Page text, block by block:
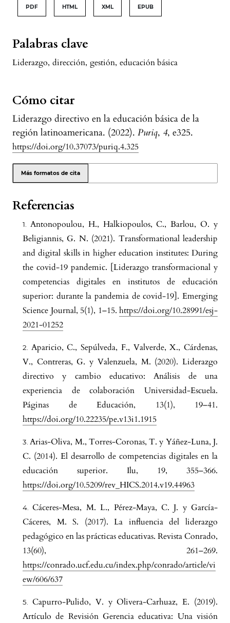
Palabras clave
Liderazgo, dirección, gestión, educación básica
Cómo citar
Liderazgo directivo en la educación básica de la
región latinoamericana. (2022). Puriq, 4, e325.
https://doi.org/10.37073/puriq.4.325
Más formatos de cita
Lizeth Isabel García, Dolores Vélez Jiménez
con la cultura organizacional en instituciones
de educación básica regular.
Digital del Doctorado en Educación de la
Johnny Meléndez Banquez (2026)
Liderazgo del directivo docente para la
de Gerencia, 31(114), e3111422.
10.52080/rvgluz.31.114.22
Amparo Ochoa Berbesí, Nubia Ochoa Berbesí
(2025)
EL LIDERAZGO TRANSFORMACIONAL EN
LA GESTIÓN EDUCATIVA DEL SIGLO XXI:
UNA HERRAMIENTA PARA LA
INNOVACIÓN Y LA MEJORA CONTINUA
EN LOS CENTROS EDUCATIVOS .
DIALÉCTICA, 2(26).
PDF HTML XML EPUB
Referencias
Antonopoulou, H., Halkiopoulos, C., Barlou, O. y
Beligiannis, G. N. (2021). Transformational leadership
and digital skills in higher education institutes: During
the covid-19 pandemic. [Liderazgo transformacional y
competencias digitales en institutos de educación
superior: durante la pandemia de covid-19]. Emerging
Science Journal, 5(1), 1–15. https://doi.org/10.28991/esj-
2021-01252
Aparicio, C., Sepúlveda, F., Valverde, X., Cárdenas,
V., Contreras, G. y Valenzuela, M. (2020). Liderazgo
directivo y cambio educativo: Análisis de una
experiencia de colaboración Universidad-Escuela.
Páginas de Educación, 13(1), 19–41.
https://doi.org/10.22235/pe.v13i1.1915
Arias-Oliva, M., Torres-Coronas, T. y Yáñez-Luna, J.
C. (2014). El desarrollo de competencias digitales en la
educación superior. Ilu, 19, 355–366.
https://doi.org/10.5209/rev_HICS.2014.v19.44963
Cáceres-Mesa, M. L., Pérez-Maya, C. J. y García-
Cáceres, M. S. (2017). La influencia del liderazgo
pedagógico en las prácticas educativas. Revista Conrado,
13(60), 261–269.
https://conrado.ucf.edu.cu/index.php/conrado/article/vi
ew/606/637
Capurro-Pulido, V. y Olivera-Carhuaz, E. (2019).
Artículo de Revisión Gerencia educativa: Una visión